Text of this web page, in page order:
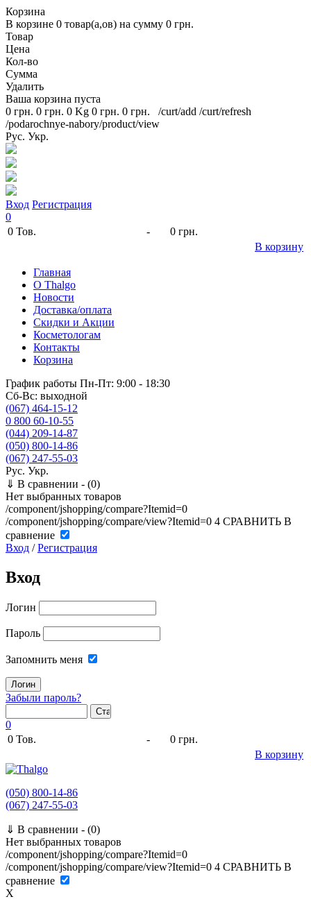
Корзина
В корзине 0 товар(а,ов) на сумму 0 грн.
Товар
Цена
Кол-во
Сумма
Удалить
Ваша корзина пуста
0 грн. 0 грн. 0 Kg 0 грн. 0 грн. /curt/add /curt/refresh
/podarochnye-nabory/product/view
Рус. Укр.
Вход Регистрация
0
0 Тов. -
0 грн.
В корзину
Главная
O Thalgo
Новости
Доставка/оплата
Скидки и Акции
Косметологам
Контакты
Корзина
График работы Пн-Пт: 9:00 - 18:30
Сб-Вс: выходной
(067) 464-15-12
0 800 60-10-55
(044) 209-14-87
(050) 800-14-86
(067) 247-55-03
Рус. Укр.
⇓ В сравнении - (0)
Нет выбранных товаров
/component/jshopping/compare?Itemid=0
/component/jshopping/compare/view?Itemid=0 4 СРАВНИТЬ В
сравнение
Вход /Регистрация
Вход
Логин
Пароль
Запомнить меня
Забыли пароль?
0
0 Тов. -
0 грн.
В корзину
(050) 800-14-86
(067) 247-55-03
⇓ В сравнении - (0)
Нет выбранных товаров
/component/jshopping/compare?Itemid=0
/component/jshopping/compare/view?Itemid=0 4 СРАВНИТЬ В
сравнение
X